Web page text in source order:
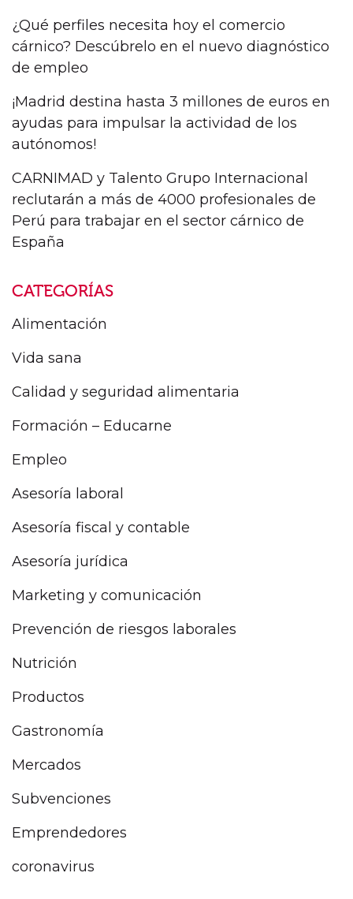
¿Qué perfiles necesita hoy el comercio
cárnico? Descúbrelo en el nuevo diagnóstico
de empleo
¡Madrid destina hasta 3 millones de euros en
ayudas para impulsar la actividad de los
autónomos!
CARNIMAD y Talento Grupo Internacional
reclutarán a más de 4000 profesionales de
Perú para trabajar en el sector cárnico de
España
CATEGORÍAS
Alimentación
Vida sana
Calidad y seguridad alimentaria
Formación – Educarne
Empleo
Asesoría laboral
Asesoría fiscal y contable
Asesoría jurídica
Marketing y comunicación
Prevención de riesgos laborales
Nutrición
Productos
Gastronomía
Mercados
Subvenciones
Emprendedores
coronavirus